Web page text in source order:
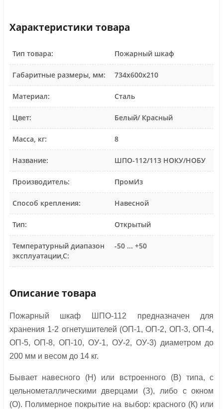
Характеристики товара
Тип товара: Пожарный шкаф
Габаритные размеры, мм: 734х600х210
Материал: Сталь
Цвет: Белый/ Красный
Масса, кг: 8
Название: ШПО-112/113 НОКУ/НОБУ
Производитель: ПромИз
Способ крепления: Навесной
Тип: Открытый
Температурный диапазон
эксплуатации,С:
-50 ... +50
Описание товара
Пожарный шкаф ШПО-112 предназначен для
хранения 1-2 огнетушителей (ОП-1, ОП-2, ОП-3, ОП-4,
ОП-5, ОП-8, ОП-10, ОУ-1, ОУ-2, ОУ-3) диаметром до
200 мм и весом до 14 кг.
Бывает навесного (Н) или встроенного (В) типа, с
цельнометаллическими дверцами (З), либо с окном
(О). Полимерное покрытие на выбор: красного (К) или